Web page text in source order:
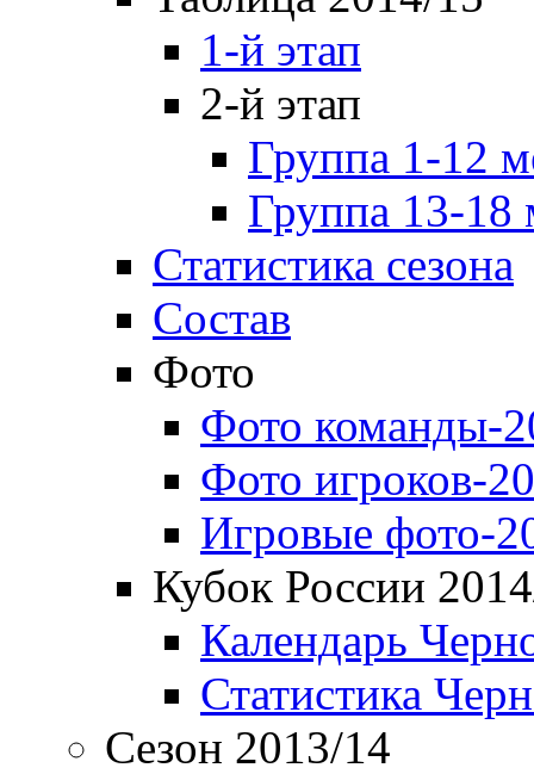
1-й этап
2-й этап
Группа 1-12
Группа 13-18
Статистика сезона
Состав
Фото
Фото команды-
Фото игроков-
Игровые фото-
Кубок России
Календарь
Статистика
Сезон 2013/14